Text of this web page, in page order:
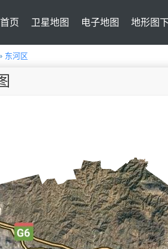
首页 卫星地图 电子地图 地形图
东河区